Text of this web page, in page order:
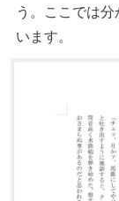
う。ここでは
います。